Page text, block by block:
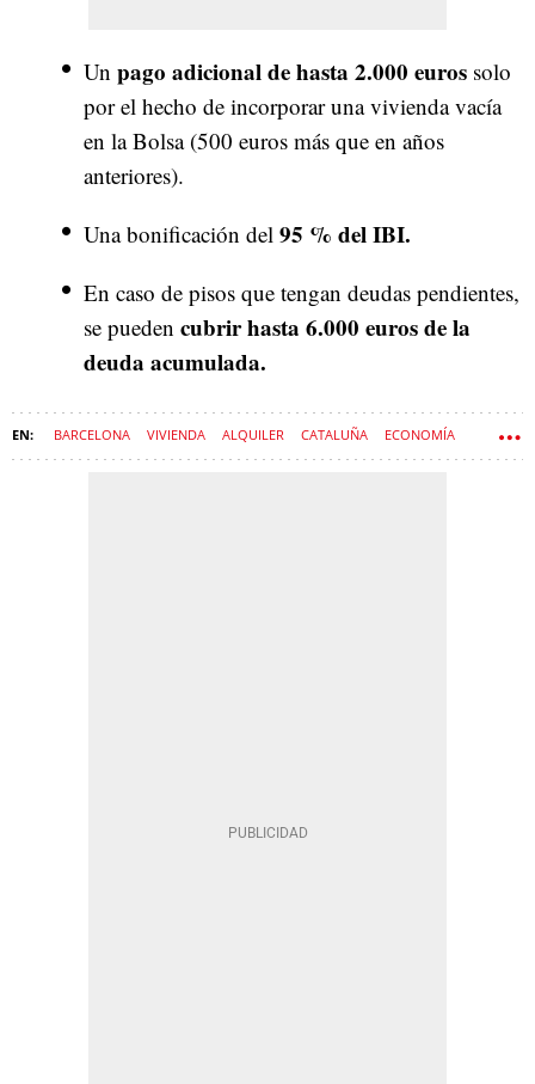
Un pago adicional de hasta 2.000 euros solo
por el hecho de incorporar una vivienda vacía
en la Bolsa (500 euros más que en años
anteriores).
Una bonificación del 95 % del IBI.
En caso de pisos que tengan deudas pendientes,
se pueden cubrir hasta 6.000 euros de la
deuda acumulada.
BARCELONA VIVIENDA ALQUILER CATALUÑA ECONOMÍA